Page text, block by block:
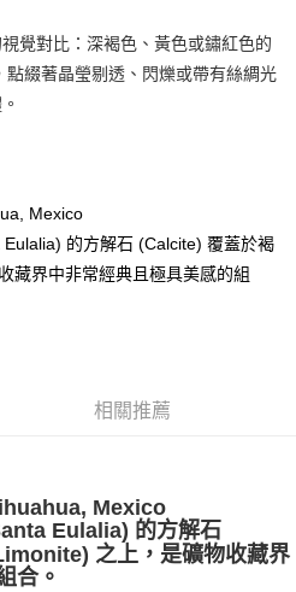
)免運費
上)免運費
覺對比：深褐色、黃色或鏽紅色的
點綴著晶瑩剔透、閃爍或帶有絲綢光
Mexico
的方解石 (Calcite) 覆蓋於褐
藏界中非常經典且極具美感的組
相關推薦
Mexico
Eulalia) 的方解石
之上，是礦物收藏界
合。